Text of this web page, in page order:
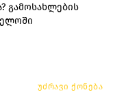
გამოსახლების
უძრავი ქონება